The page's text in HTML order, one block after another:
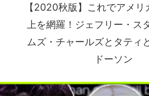
【2020秋版】これでアメリ
上を網羅！ジェフリー・ス
ムズ・チャールズとタティ
ドーソン